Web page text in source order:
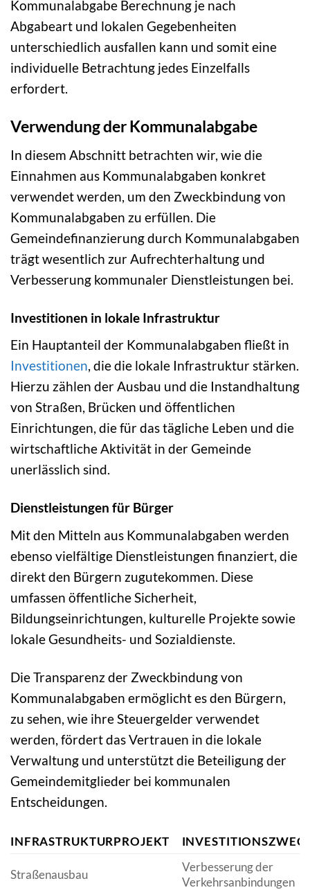
Kommunalabgabe Berechnung je nach
Abgabeart und lokalen Gegebenheiten
unterschiedlich ausfallen kann und somit eine
individuelle Betrachtung jedes Einzelfalls
erfordert.
Verwendung der Kommunalabgabe
In diesem Abschnitt betrachten wir, wie die
Einnahmen aus Kommunalabgaben konkret
verwendet werden, um den Zweckbindung von
Kommunalabgaben zu erfüllen. Die
Gemeindefinanzierung durch Kommunalabgaben
trägt wesentlich zur Aufrechterhaltung und
Verbesserung kommunaler Dienstleistungen bei.
Investitionen in lokale Infrastruktur
Ein Hauptanteil der Kommunalabgaben fließt in
Investitionen, die die lokale Infrastruktur stärken.
Hierzu zählen der Ausbau und die Instandhaltung
von Straßen, Brücken und öffentlichen
Einrichtungen, die für das tägliche Leben und die
wirtschaftliche Aktivität in der Gemeinde
unerlässlich sind.
Dienstleistungen für Bürger
Mit den Mitteln aus Kommunalabgaben werden
ebenso vielfältige Dienstleistungen finanziert, die
direkt den Bürgern zugutekommen. Diese
umfassen öffentliche Sicherheit,
Bildungseinrichtungen, kulturelle Projekte sowie
lokale Gesundheits- und Sozialdienste.
Die Transparenz der Zweckbindung von
Kommunalabgaben ermöglicht es den Bürgern,
zu sehen, wie ihre Steuergelder verwendet
werden, fördert das Vertrauen in die lokale
Verwaltung und unterstützt die Beteiligung der
Gemeindemitglieder bei kommunalen
Entscheidungen.
INFRASTRUKTURPROJEKT
Straßenausbau
Verbesserung der
Verkehrsanbindungen